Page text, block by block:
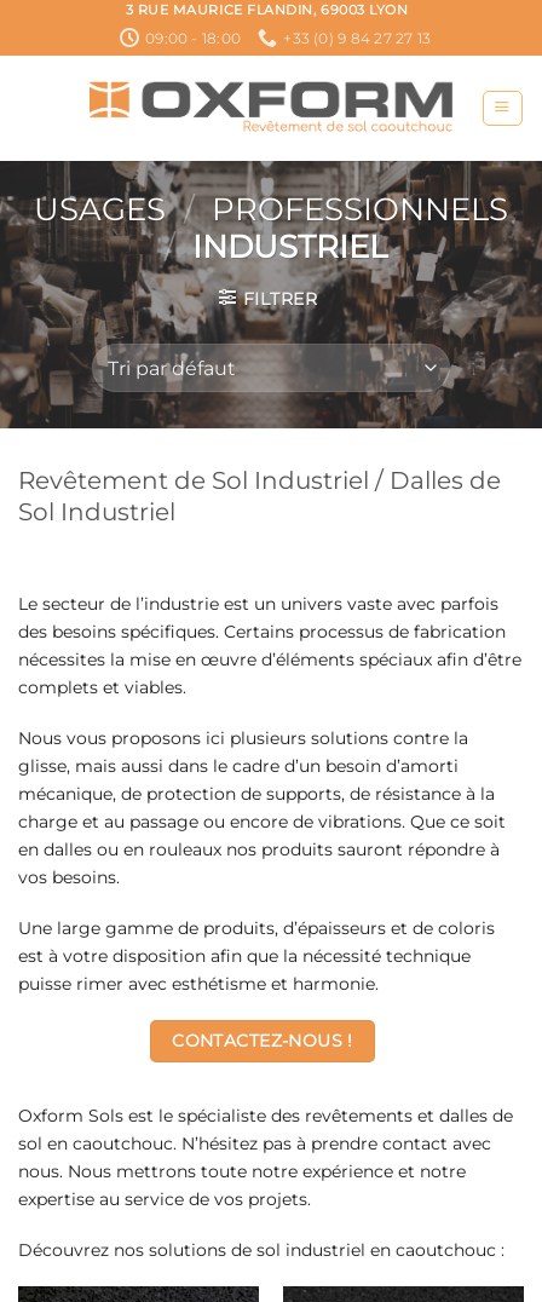
3 RUE MAURICE FLANDIN, 69003 LYON
09:00 - 18:00 +33 (0) 9 84 27 27 13
USAGES / PROFESSIONNELS
/ INDUSTRIEL
FILTRER
Revêtement de Sol Industriel / Dalles de
Sol Industriel
Le secteur de l’industrie est un univers vaste avec parfois
des besoins spécifiques. Certains processus de fabrication
nécessites la mise en œuvre d’éléments spéciaux afin d’être
complets et viables.
Nous vous proposons ici plusieurs solutions contre la
glisse, mais aussi dans le cadre d’un besoin d’amorti
mécanique, de protection de supports, de résistance à la
charge et au passage ou encore de vibrations. Que ce soit
en dalles ou en rouleaux nos produits sauront répondre à
vos besoins.
Une large gamme de produits, d’épaisseurs et de coloris
est à votre disposition afin que la nécessité technique
puisse rimer avec esthétisme et harmonie.
CONTACTEZ-NOUS !
Oxform Sols est le spécialiste des revêtements et dalles de
sol en caoutchouc. N’hésitez pas à prendre contact avec
nous. Nous mettrons toute notre expérience et notre
expertise au service de vos projets.
Découvrez nos solutions de sol industriel en caoutchouc :